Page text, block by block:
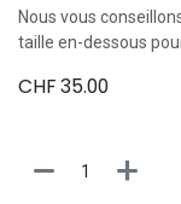
Nous vous
taille en-dessous
CHF35.00